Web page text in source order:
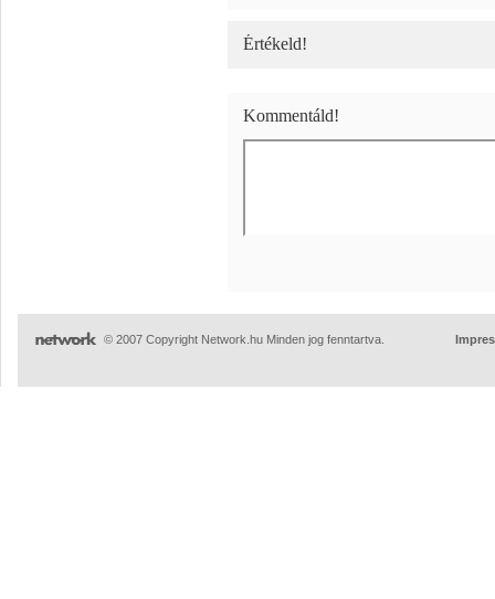
Értékeld!
Kommentáld!
© 2007 Copyright Network.hu Minden jog fenntartva.